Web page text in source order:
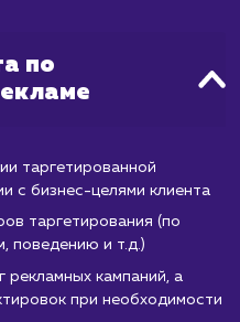
запуска
увеличение
время. В
а затем